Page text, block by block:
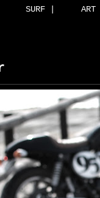
SURF |